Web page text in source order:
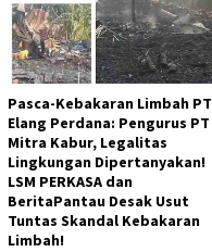
Pasca-Kebakaran Limbah PT
Elang Perdana: Pengurus PT
Mitra Kabur, Legalitas
Lingkungan Dipertanyakan!
LSM PERKASA dan
BeritaPantau Desak Usut
Tuntas Skandal Kebakaran
Limbah!